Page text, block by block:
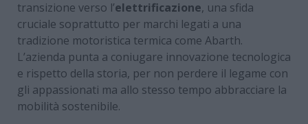
transizione verso l’elettrificazione, una sfida
cruciale soprattutto per marchi legati a una
tradizione motoristica termica come Abarth.
L’azienda punta a coniugare innovazione tecnologica
e rispetto della storia, per non perdere il legame con
gli appassionati ma allo stesso tempo abbracciare la
mobilità sostenibile.